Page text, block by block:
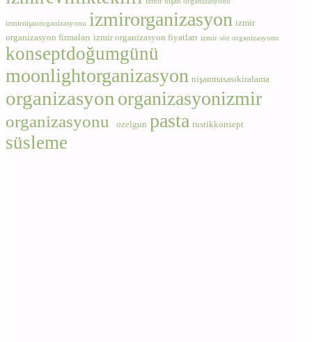
izmirnişanorganizasyonu izmirorganizasyon izmir
organizasyon firmaları izmir organizasyon fiyatları izmir söz organizasyonu
konseptdoğumgünü
moonlightorganizasyon nişanmasasıkiralama
organizasyon organizasyonizmir
organizasyonu ozelgun pasta rustikkonsept
süsleme